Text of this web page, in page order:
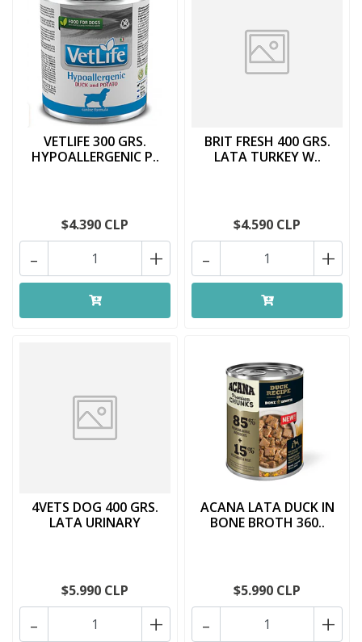
VETLIFE 300 GRS.
HYPOALLERGENIC P..
$4.390 CLP
+
-
BRIT FRESH 400 GRS.
LATA TURKEY W..
$4.590 CLP
+
-
4VETS DOG 400 GRS.
LATA URINARY
$5.990 CLP
+
-
ACANA LATA DUCK IN
BONE BROTH 360..
$5.990 CLP
+
-